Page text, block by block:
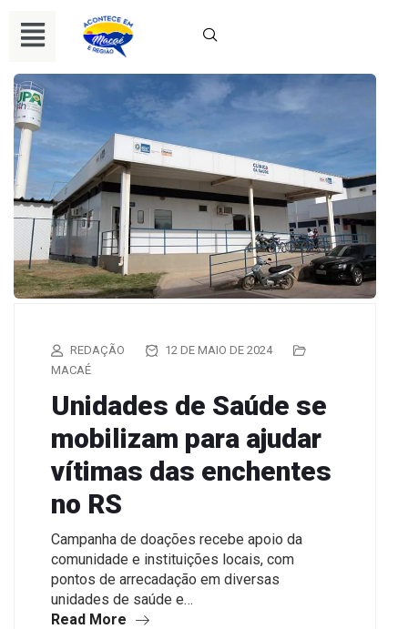
REDAÇÃO
12 DE MAIO DE 2024
MACAÉ
Unidades de Saúde se
mobilizam para ajudar
vítimas das enchentes
no RS
Campanha de doações recebe apoio da
comunidade e instituições locais, com
pontos de arrecadação em diversas
unidades de saúde e…
Read More